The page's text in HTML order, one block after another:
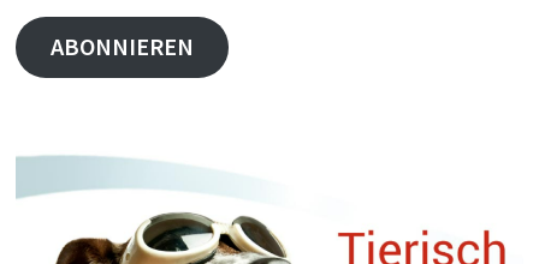
Adresse
ABONNIEREN